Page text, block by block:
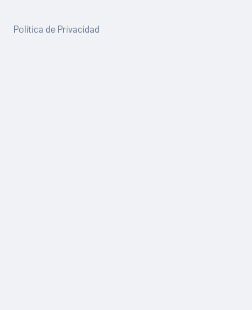
Política de Privacidad